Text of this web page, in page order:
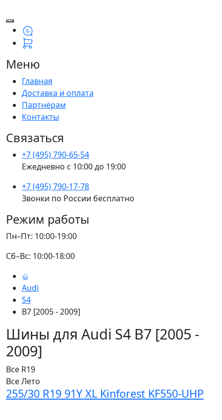
Меню
Главная
Доставка и оплата
Партнёрам
Контакты
Связаться
+7 (495) 790-65-54
Ежедневно с 10:00 до 19:00
+7 (495) 790-17-78
Звонки по России бесплатно
Режим работы
Пн–Пт: 10:00-19:00
Сб–Вс: 10:00-18:00
Audi
S4
B7 [2005 - 2009]
Шины для Audi S4 B7 [2005 -
2009]
Все R19
ВсеЛето
255/30 R19 91Y XL Kinforest KF550-UHP